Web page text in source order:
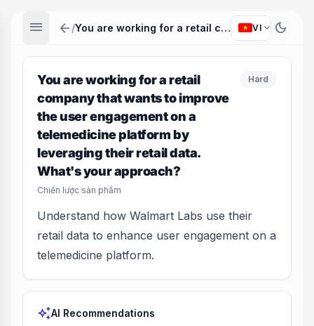
menu arrow_back / You are working for a retail company that wants to improve the user engagement on a telemedicine platform by leveraging their retail data. What's your approach? VI expand_more dark_mode
You are working for a retail
company that wants to improve
the user engagement on a
telemedicine platform by
leveraging their retail data.
What's your approach?
Chiến lược sản phẩm
Hard
Understand how Walmart Labs use their
retail data to enhance user engagement on a
telemedicine platform.
auto_awesomeAI Recommendations